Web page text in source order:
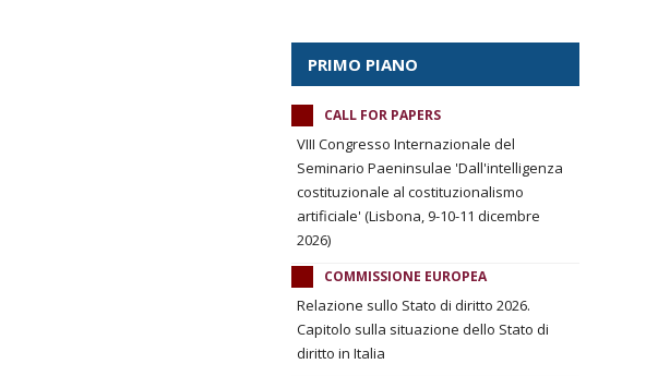
PRIMO PIANO
CALL FOR PAPERS
VIII Congresso Internazionale del
Seminario Paeninsulae 'Dall'intelligenza
costituzionale al costituzionalismo
artificiale' (Lisbona, 9-10-11 dicembre
2026)
COMMISSIONE EUROPEA
Relazione sullo Stato di diritto 2026.
Capitolo sulla situazione dello Stato di
diritto in Italia